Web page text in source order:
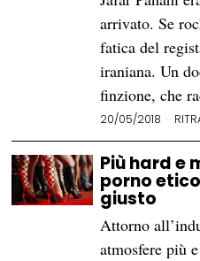
arrivato. Se
fatica del
iraniana. Un
finzione, che
20/05/2018
Più hard e
porno
giusto
Attorno
atmosfere più